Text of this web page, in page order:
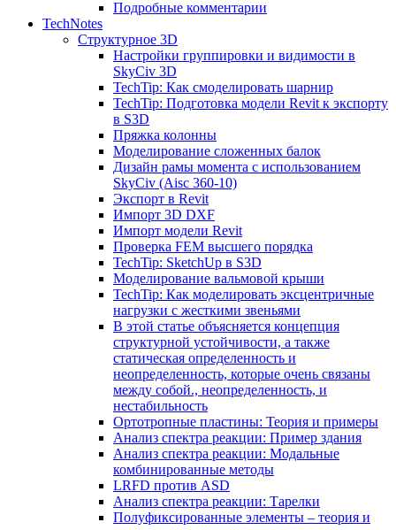
Подробные комментарии
TechNotes
Структурное 3D
Настройки группировки и видимости в
SkyCiv 3D
TechTip: Как смоделировать шарнир
TechTip: Подготовка модели Revit к экспорту
в S3D
Пряжка колонны
Моделирование сложенных балок
Дизайн рамы момента с использованием
SkyCiv (Aisc 360-10)
Экспорт в Revit
Импорт 3D DXF
Импорт модели Revit
Проверка FEM высшего порядка
TechTip: SketchUp в S3D
Моделирование вальмовой крыши
TechTip: Как моделировать эксцентричные
нагрузки с жесткими звеньями
В этой статье объясняется концепция
структурной устойчивости, а также
статическая определенность и
неопределенность, которые очень связаны
между собой., неопределенность, и
нестабильность
Ортотропные пластины: Теория и примеры
Анализ спектра реакции: Пример здания
Анализ спектра реакции: Модальные
комбинированные методы
LRFD против ASD
Анализ спектра реакции: Тарелки
Полуфиксированные элементы – теория и